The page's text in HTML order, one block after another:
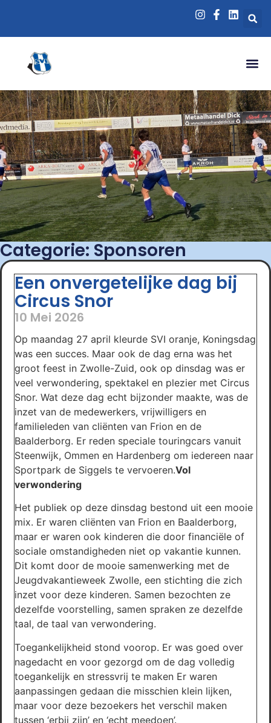
Categorie: Sponsoren
Een onvergetelijke dag bij
Circus Snor
10 Mei 2026
Op maandag 27 april kleurde SVI oranje, Koningsdag
was een succes. Maar ook de dag erna was het
groot feest in Zwolle-Zuid, ook op dinsdag was er
veel verwondering, spektakel en plezier met Circus
Snor. Wat deze dag echt bijzonder maakte, was de
inzet van de medewerkers, vrijwilligers en
familieleden van cliënten van Frion en de
Baalderborg. Er reden speciale touringcars vanuit
Steenwijk, Ommen en Hardenberg om iedereen naar
Sportpark de Siggels te vervoeren.Vol
verwondering
Het publiek op deze dinsdag bestond uit een mooie
mix. Er waren cliënten van Frion en Baalderborg,
maar er waren ook kinderen die door financiële of
sociale omstandigheden niet op vakantie kunnen.
Dit komt door de mooie samenwerking met de
Jeugdvakantieweek Zwolle, een stichting die zich
inzet voor deze kinderen. Samen bezochten ze
dezelfde voorstelling, samen spraken ze dezelfde
taal, de taal van verwondering.
Toegankelijkheid stond voorop. Er was goed over
nagedacht en voor gezorgd om de dag volledig
toegankelijk en stressvrij te maken Er waren
aanpassingen gedaan die misschien klein lijken,
maar voor deze bezoekers het verschil maken
tussen ‘erbij zijn’ en ‘echt meedoen’.